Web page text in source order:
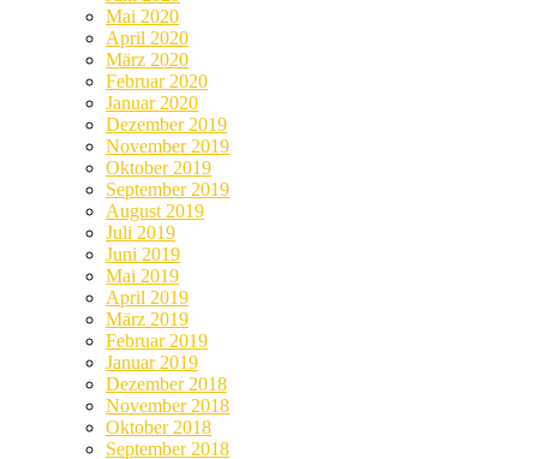
Mai 2020
April 2020
März 2020
Februar 2020
Januar 2020
Dezember 2019
November 2019
Oktober 2019
September 2019
August 2019
Juli 2019
Juni 2019
Mai 2019
April 2019
März 2019
Februar 2019
Januar 2019
Dezember 2018
November 2018
Oktober 2018
September 2018